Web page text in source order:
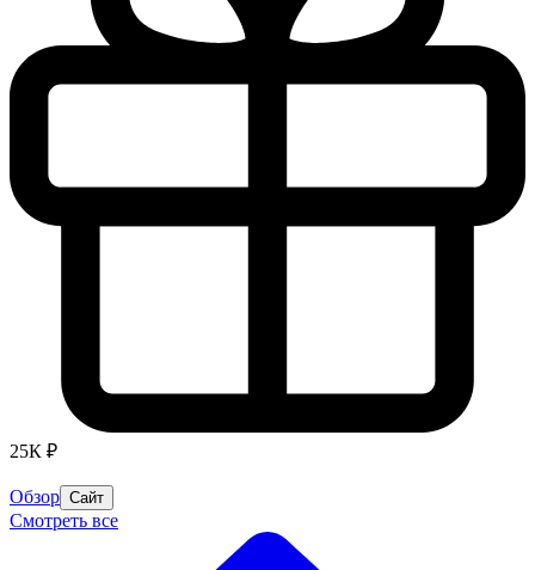
25К ₽
Обзор Сайт
Смотреть все